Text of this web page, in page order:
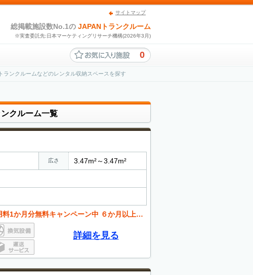
サイトマップ
総掲載施設数No.1の JAPANトランクルーム
※実査委託先:日本マーケティングリサーチ機構(2026年3月)
0
ンクルームなどのレンタル収納スペースを探す
クルーム一覧
広さ 3.47m²～3.47m²
ペーン中 ６か月以上のご契約者様限定、使用料１ヶ月分サービス。
詳細を見る